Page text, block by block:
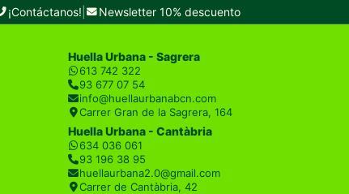
¡Contáctanos! Newsletter 10% descuento
Huella Urbana - Sagrera
613 742 322
93 677 07 54
info@huellaurbanabcn.com
Carrer Gran de la Sagrera, 164
Huella Urbana - Cantàbria
634 036 061
93 196 38 95
huellaurbana2.0@gmail.com
Carrer de Cantàbria, 42